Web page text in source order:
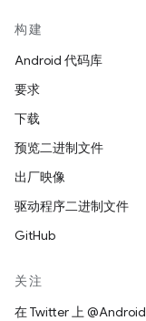
构建
Android 代码库
要求
下载
预览二进制文件
出厂映像
驱动程序二进制文件
GitHub
关注
在 Twitter 上 @Android